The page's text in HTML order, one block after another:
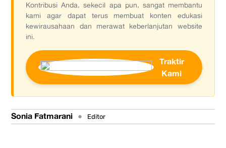
Kontribusi Anda, sekecil apa pun, sangat membantu
kami agar dapat terus membuat konten edukasi
kewirausahaan dan merawat keberlanjutan website
ini.
Traktir
Kami
Sonia Fatmarani • Editor